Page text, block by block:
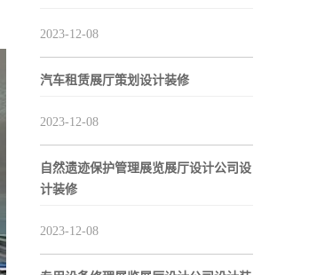
2023-12-08
汽车租赁展厅策划设计装修
2023-12-08
自然遗迹保护管理展览展厅设计公司设
计装修
2023-12-08